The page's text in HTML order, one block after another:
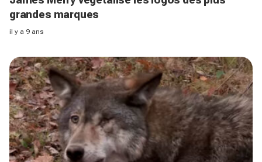
grandes marques
il y a 9 ans